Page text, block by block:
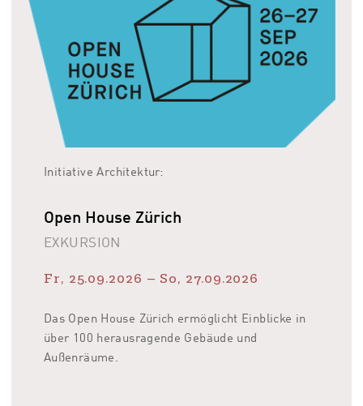
Initiative Architektur:
Open House Zürich
EXKURSION
Fr, 25.09.2026 – So, 27.09.2026
Das Open House Zürich ermöglicht Einblicke in
über 100 herausragende Gebäude und
Außenräume.